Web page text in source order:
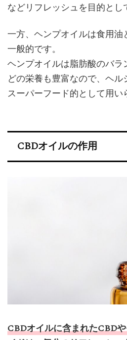
などリフレッシュを目的とし
一方、ヘンプオイルは食用
一般的です。
ヘンプオイルは脂肪酸のバ
どの栄養も豊富なので、ヘ
スーパーフード的として用い
CBDオイルの作用
CBDオイルに含まれたCBD